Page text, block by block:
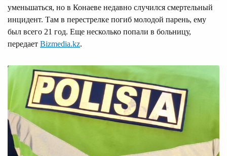
уменьшаться, но в Конаеве недавно случился смертельный
инцидент. Там в перестрелке погиб молодой парень, ему
был всего 21 год. Еще несколько попали в больницу,
передает Bizmedia.kz.